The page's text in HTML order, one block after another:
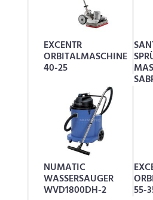
EXCENTR
ORBITALMASCHINE
40-25
NUMATIC
WASSERSAUGER
WVD1800DH-2 55-